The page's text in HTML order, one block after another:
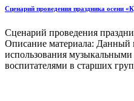
Сценарий проведения праздника осени
Сценарий проведения
Описание материала: Данный
использования
воспитателями в старших